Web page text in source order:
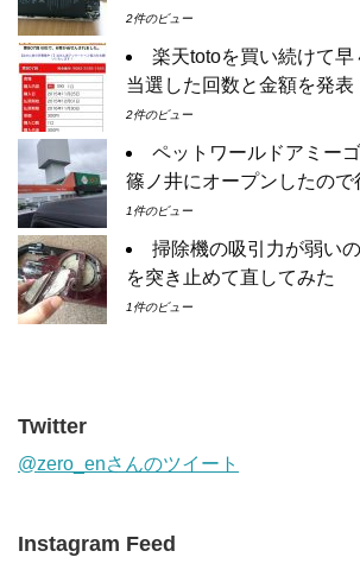
2件のビュー
楽天totoを買い続けて
当選した回数と金額を発表
2件のビュー
ペットワールドアミー
篠ノ井にオープンしたので
1件のビュー
掃除機の吸引力が弱い
を突き止めて直してみた
1件のビュー
Twitter
@zero_enさんのツイート
Instagram Feed